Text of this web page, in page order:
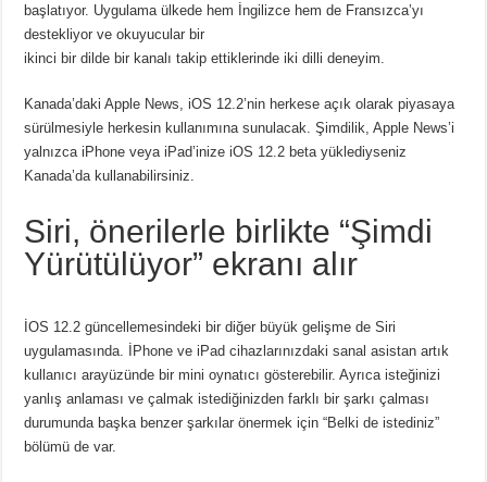
başlatıyor. Uygulama ülkede hem İngilizce hem de Fransızca’yı
destekliyor ve okuyucular bir
ikinci bir dilde bir kanalı takip ettiklerinde iki dilli deneyim.
Kanada’daki Apple News, iOS 12.2’nin herkese açık olarak piyasaya
sürülmesiyle herkesin kullanımına sunulacak. Şimdilik, Apple News’i
yalnızca iPhone veya iPad’inize iOS 12.2 beta yüklediyseniz
Kanada’da kullanabilirsiniz.
Siri, önerilerle birlikte “Şimdi
Yürütülüyor” ekranı alır
İOS 12.2 güncellemesindeki bir diğer büyük gelişme de Siri
uygulamasında. İPhone ve iPad cihazlarınızdaki sanal asistan artık
kullanıcı arayüzünde bir mini oynatıcı gösterebilir. Ayrıca isteğinizi
yanlış anlaması ve çalmak istediğinizden farklı bir şarkı çalması
durumunda başka benzer şarkılar önermek için “Belki de istediniz”
bölümü de var.